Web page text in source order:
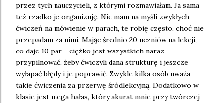
przez tych nauczycieli, z którymi rozmawiałam. Ja sama
też rzadko je organizuję. Nie mam na myśli zwykłych
ćwiczeń na mówienie w parach, te robię często, choć nie
przepadam za nimi. Mając średnio 20 uczniów na lekcji,
co daje 10 par - ciężko jest wszystkich naraz
przypilnować, żeby ćwiczyli dana strukturę i jeszcze
wyłapać błędy i je poprawić. Zwykle kilka osób uważa
takie ćwiczenia za przerwę śródlekcyjną. Dodatkowo w
klasie jest mega hałas, który akurat mnie przy twórczej